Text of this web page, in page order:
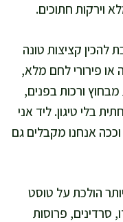
וירקות חתוכים.
להכין קציצות טונה
או פירורי לחם מלא,
מבחוץ ורכות בפנים,
בלי טיגון. ליד אני
אנחנו מקבלים גם
הולכת על טוסט
פרוסות